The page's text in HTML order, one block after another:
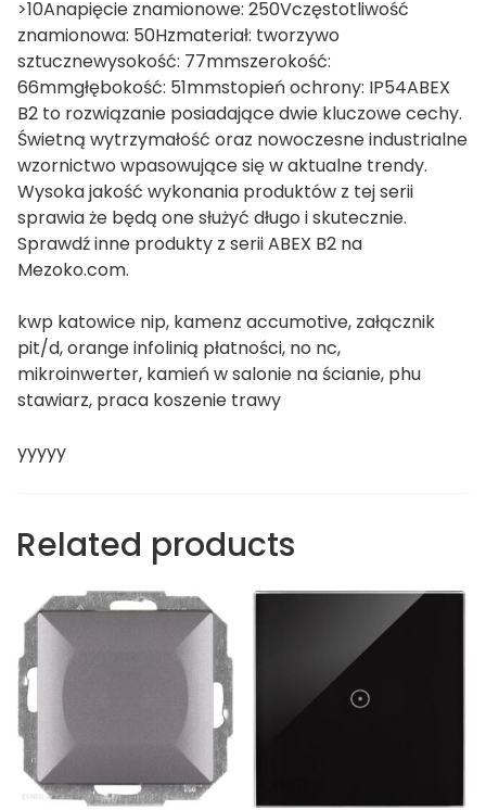
>10Anapięcie znamionowe: 250Vczęstotliwość
znamionowa: 50Hzmateriał: tworzywo
sztucznewysokość: 77mmszerokość:
66mmgłębokość: 51mmstopień ochrony: IP54ABEX
B2 to rozwiązanie posiadające dwie kluczowe cechy.
Świetną wytrzymałość oraz nowoczesne industrialne
wzornictwo wpasowujące się w aktualne trendy.
Wysoka jakość wykonania produktów z tej serii
sprawia że będą one służyć długo i skutecznie.
Sprawdź inne produkty z serii ABEX B2 na
Mezoko.com.
kwp katowice nip, kamenz accumotive, załącznik
pit/d, orange infolinią płatności, no nc,
mikroinwerter, kamień w salonie na ścianie, phu
stawiarz, praca koszenie trawy
yyyyy
Related products